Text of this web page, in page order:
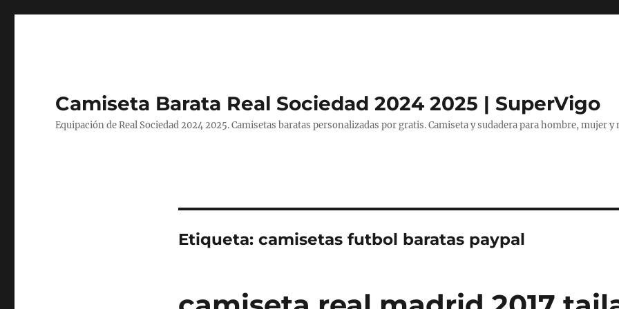
Camiseta Barata Real Sociedad 2024 2025 | SuperVigo
Equipación de Real Sociedad 2024 2025. Camisetas baratas personalizadas por gratis. Camiseta y sudadera para hombre, mujer y
Etiqueta: camisetas futbol baratas paypal